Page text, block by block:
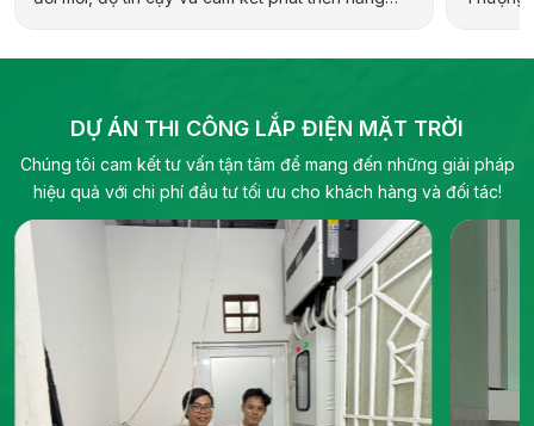
DỰ ÁN THI CÔNG LẮP ĐIỆN MẶT TRỜI
Chúng tôi cam kết tư vấn tận tâm để mang đến những giải pháp
hiệu quả với chi phí đầu tư tối ưu cho khách hàng và đối tác!